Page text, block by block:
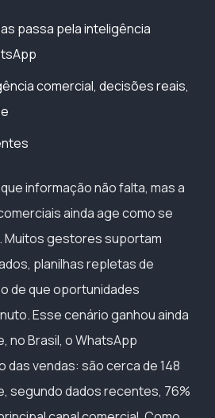
passa pela inteligência
comercial, decisões reais,
informação não falta, mas a
ainda age como se
Muitos gestores suportam
planilhas repletas de
de que oportunidades
Esse cenário ganhou ainda
no Brasil, o WhatsApp
vendas: são cerca de 148
segundo dados recentes, 76%